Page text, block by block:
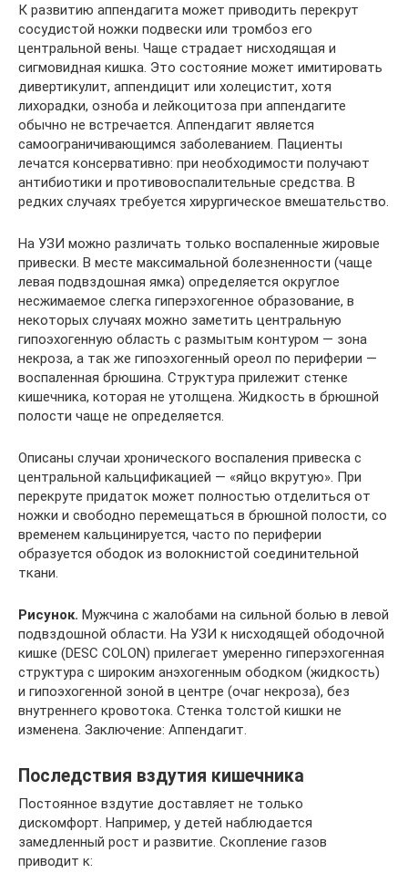
К развитию аппендагита может приводить перекрут
сосудистой ножки подвески или тромбоз его
центральной вены. Чаще страдает нисходящая и
сигмовидная кишка. Это состояние может имитировать
дивертикулит, аппендицит или холецистит, хотя
лихорадки, озноба и лейкоцитоза при аппендагите
обычно не встречается. Аппендагит является
самоограничивающимся заболеванием. Пациенты
лечатся консервативно: при необходимости получают
антибиотики и противовоспалительные средства. В
редких случаях требуется хирургическое вмешательство.
На УЗИ можно различать только воспаленные жировые
привески. В месте максимальной болезненности (чаще
левая подвздошная ямка) определяется округлое
несжимаемое слегка гиперэхогенное образование, в
некоторых случаях можно заметить центральную
гипоэхогенную область с размытым контуром — зона
некроза, а так же гипоэхогенный ореол по периферии —
воспаленная брюшина. Структура прилежит стенке
кишечника, которая не утолщена. Жидкость в брюшной
полости чаще не определяется.
Описаны случаи хронического воспаления привеска с
центральной кальцификацией — «яйцо вкрутую». При
перекруте придаток может полностью отделиться от
ножки и свободно перемещаться в брюшной полости, со
временем кальцинируется, часто по периферии
образуется ободок из волокнистой соединительной
ткани.
Рисунок. Мужчина с жалобами на сильной болью в левой
подвздошной области. На УЗИ к нисходящей ободочной
кишке (DESC COLON) прилегает умеренно гиперэхогенная
структура с широким анэхогенным ободком (жидкость)
и гипоэхогенной зоной в центре (очаг некроза), без
внутреннего кровотока. Стенка толстой кишки не
изменена. Заключение: Аппендагит.
Последствия вздутия кишечника
Постоянное вздутие доставляет не только
дискомфорт. Например, у детей наблюдается
замедленный рост и развитие. Скопление газов
приводит к: